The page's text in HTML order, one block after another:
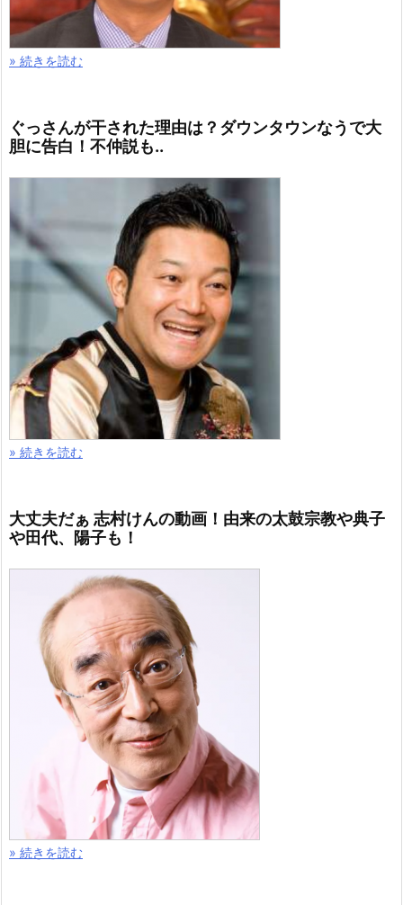
» 続きを読む
ぐっさんが干された理由は？ダウンタウンなうで大
胆に告白！不仲説も..
» 続きを読む
大丈夫だぁ 志村けんの動画！由来の太鼓宗教や典子
や田代、陽子も！
» 続きを読む